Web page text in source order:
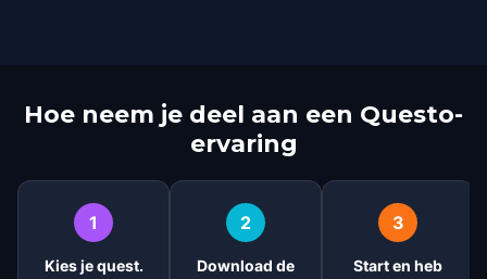
Hoe neem je deel aan een Questo-
ervaring
1
Kies je quest.
2
Download de
3
Start en heb